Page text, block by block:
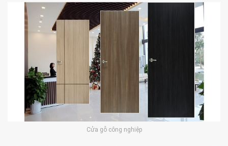
Cửa gỗ công nghiệp